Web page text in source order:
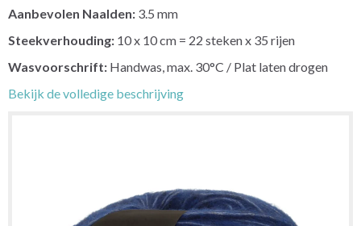
Aanbevolen Naalden: 3.5 mm
Steekverhouding: 10 x 10 cm = 22 steken x 35 rijen
Wasvoorschrift: Handwas, max. 30°C / Plat laten drogen
Bekijk de volledige beschrijving